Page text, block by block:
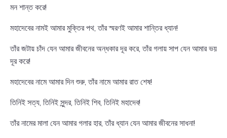
মন শান্ত করে!
মহাদেবের নামই আমার মুক্তির পথ, তাঁর স্মরণই আমার শান্তির ধ্যান!
তাঁর জটায় চাঁদ যেন আমার জীবনের অন্ধকার দূর করে, তাঁর গলায় সাপ যেন আমার ভয়
দূর করে!
মহাদেবের নামে আমার দিন শুরু, তাঁর নামে আমার রাত শেষ!
তিনিই সত্য, তিনিই সুন্দর, তিনিই শিব, তিনিই মহাদেব!
তাঁর নামের মালা যেন আমার গলার হার, তাঁর ধ্যান যেন আমার জীবনের সাধনা!